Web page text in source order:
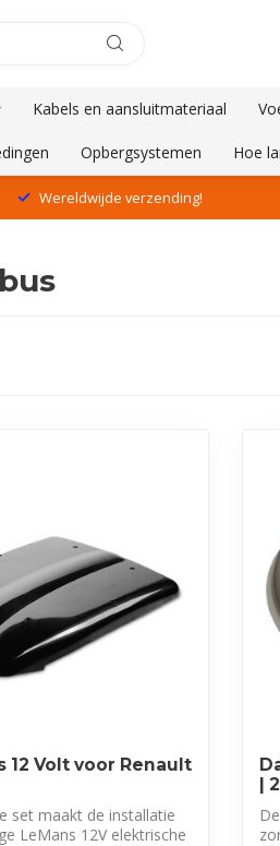
Kabels en aansluitmateriaal
Opbergsystemen Hoe
Wereldwijde verzending!
12 Volt voor Renault
set maakt de installatie
LeMans 12V elektrische
|